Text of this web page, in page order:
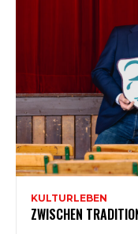
KULTURLEBEN
ZWISCHEN